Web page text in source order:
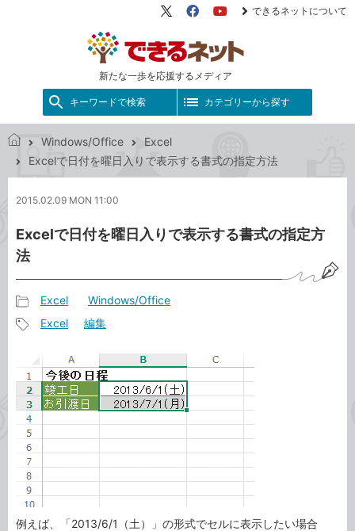
新たな一歩を応援するメディア
X（旧
FacebookYouTube
できるネットについて
キーワードで検索 カテゴリーから探す
で
ネ
ト
Windows/Office
Excel
Excelで日付を曜日入りで表示する書式の指定方法
2015.02.09 MON 11:00
Excelで日付を曜日入りで表示する書式の指定方
法
事
テ
ゴ
リ
Excel Windows/Office
タ
グ
Excel 編集
例えば、「2013/6/1（土）」の形式でセルに表示したい場合